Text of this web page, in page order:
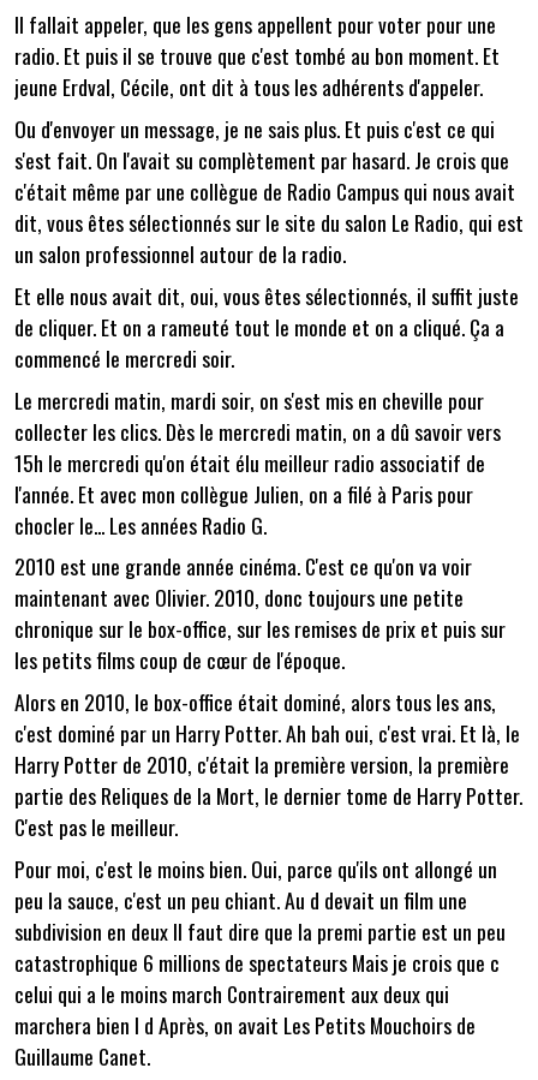
Il fallait appeler, que les gens appellent pour voter pour une
radio. Et puis il se trouve que c'est tombé au bon moment. Et
jeune Erdval, Cécile, ont dit à tous les adhérents d'appeler.
Ou d'envoyer un message, je ne sais plus. Et puis c'est ce qui
s'est fait. On l'avait su complètement par hasard. Je crois que
c'était même par une collègue de Radio Campus qui nous avait
dit, vous êtes sélectionnés sur le site du salon Le Radio, qui est
un salon professionnel autour de la radio.
Et elle nous avait dit, oui, vous êtes sélectionnés, il suffit juste
de cliquer. Et on a rameuté tout le monde et on a cliqué. Ça a
commencé le mercredi soir.
Le mercredi matin, mardi soir, on s'est mis en cheville pour
collecter les clics. Dès le mercredi matin, on a dû savoir vers
15h le mercredi qu'on était élu meilleur radio associatif de
l'année. Et avec mon collègue Julien, on a filé à Paris pour
chocler le... Les années Radio G.
2010 est une grande année cinéma. C'est ce qu'on va voir
maintenant avec Olivier. 2010, donc toujours une petite
chronique sur le box-office, sur les remises de prix et puis sur
les petits films coup de cœur de l'époque.
Alors en 2010, le box-office était dominé, alors tous les ans,
c'est dominé par un Harry Potter. Ah bah oui, c'est vrai. Et là, le
Harry Potter de 2010, c'était la première version, la première
partie des Reliques de la Mort, le dernier tome de Harry Potter.
C'est pas le meilleur.
Pour moi, c'est le moins bien. Oui, parce qu'ils ont allongé un
peu la sauce, c'est un peu chiant. Au d devait un film une
subdivision en deux Il faut dire que la premi partie est un peu
catastrophique 6 millions de spectateurs Mais je crois que c
celui qui a le moins march Contrairement aux deux qui
marchera bien l d Après, on avait Les Petits Mouchoirs de
Guillaume Canet.